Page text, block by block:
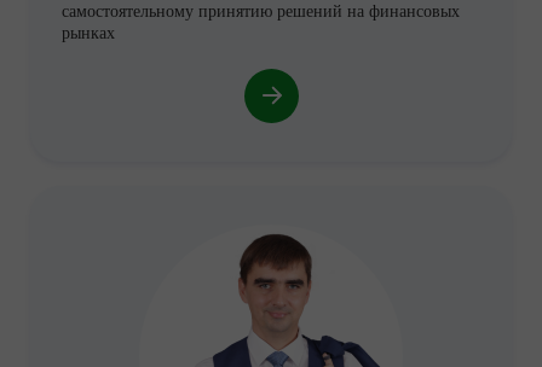
самостоятельному принятию решений на финансовых
рынках